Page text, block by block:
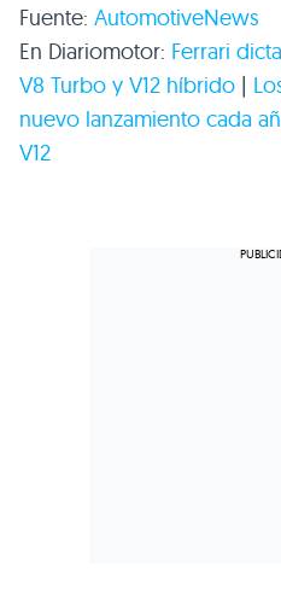
Fuente: AutomotiveNews
En Diariomotor: Ferrari
V8 Turbo y V12 híbrido |
nuevo lanzamiento cada
V12